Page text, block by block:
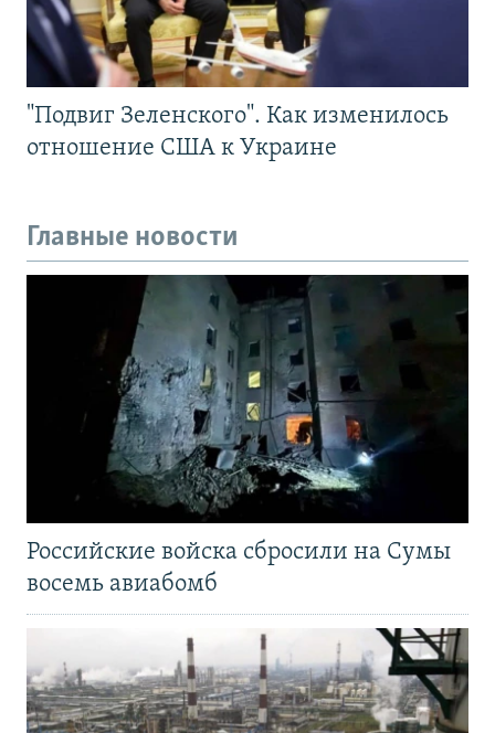
"Подвиг Зеленского". Как изменилось
отношение США к Украине
Главные новости
Российские войска сбросили на Сумы
восемь авиабомб